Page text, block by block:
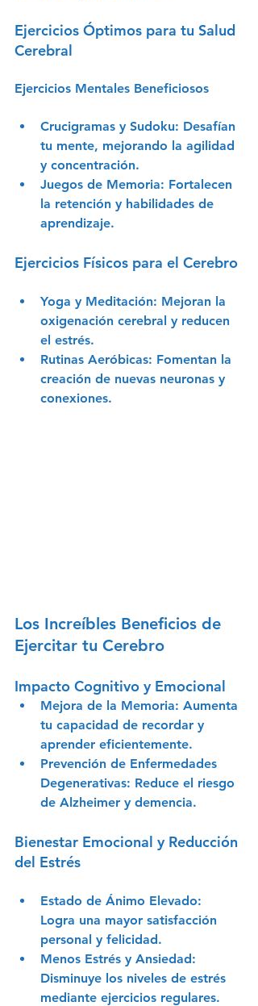
Ejercicios Óptimos para tu Salud
Cerebral
Ejercicios Mentales Beneficiosos
Crucigramas y Sudoku: Desafían
tu mente, mejorando la agilidad
y concentración.
Juegos de Memoria: Fortalecen
la retención y habilidades de
aprendizaje.
Ejercicios Físicos para el Cerebro
Yoga y Meditación: Mejoran la
oxigenación cerebral y reducen
el estrés.
Rutinas Aeróbicas: Fomentan la
creación de nuevas neuronas y
conexiones.
Los Increíbles Beneficios de
Ejercitar tu Cerebro
Impacto Cognitivo y Emocional
Mejora de la Memoria: Aumenta
tu capacidad de recordar y
aprender eficientemente.
Prevención de Enfermedades
Degenerativas: Reduce el riesgo
de Alzheimer y demencia.
Bienestar Emocional y Reducción
del Estrés
Estado de Ánimo Elevado:
Logra una mayor satisfacción
personal y felicidad.
Menos Estrés y Ansiedad:
Disminuye los niveles de estrés
mediante ejercicios regulares.